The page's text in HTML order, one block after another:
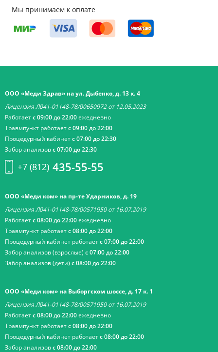
Мы принимаем к оплате
ООО «Меди Здрав» на ул. Дыбенко, д. 13 к. 4
Лицензия Л041-01148-78/00650972 от 12.05.2023
Работаетс 09:00 до 22:00ежедневно
Травмпункт работаетс 09:00 до 22:00
Процедурный кабинетс 07:00 до 22:30
Забор анализовс 07:00 до 22:30
+7 (812) 435-55-55
ООО «Меди ком» на пр-те Ударников, д. 19
Лицензия Л041-01148-78/00571950 от 16.07.2019
Работаетс 08:00 до 22:00ежедневно
Травмпункт работаетс 08:00 до 22:00
Процедурный кабинет работаетс 07:00 до 22:00
Забор анализов (взрослые) с 07:00 до 22:00
Забор анализов (дети) с 08:00 до 22:00
ООО «Меди ком» на Выборгском шоссе, д. 17 к. 1
Лицензия Л041-01148-78/00571950 от 16.07.2019
Работаетс 08:00 до 22:00ежедневно
Травмпункт работаетс 08:00 до 22:00
Процедурный кабинет работаетс 08:00 до 22:00
Забор анализовс 08:00 до 22:00